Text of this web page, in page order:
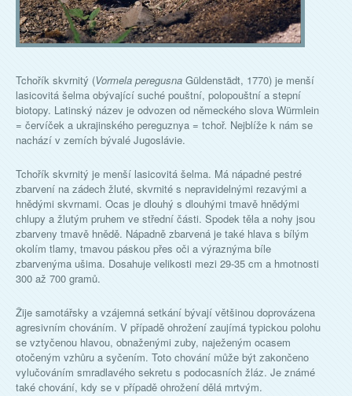
Tchořík skvrnitý (Vormela peregusna Güldenstädt, 1770) je menší
lasicovitá šelma obývající suché pouštní, polopouštní a stepní
biotopy. Latinský název je odvozen od německého slova Würmlein
= červíček a ukrajinského pereguznya = tchoř. Nejblíže k nám se
nachází v zemích bývalé Jugoslávie.
Tchořík skvrnitý je menší lasicovitá šelma. Má nápadné pestré
zbarvení na zádech žluté, skvrnité s nepravidelnými rezavými a
hnědými skvrnami. Ocas je dlouhý s dlouhými tmavě hnědými
chlupy a žlutým pruhem ve střední části. Spodek těla a nohy jsou
zbarveny tmavě hnědě. Nápadně zbarvená je také hlava s bílým
okolím tlamy, tmavou páskou přes oči a výraznýma bíle
zbarvenýma ušima. Dosahuje velikosti mezi 29-35 cm a hmotnosti
300 až 700 gramů.
Žije samotářsky a vzájemná setkání bývají většinou doprovázena
agresivním chováním. V případě ohrožení zaujímá typickou polohu
se vztyčenou hlavou, obnaženými zuby, naježeným ocasem
otočeným vzhůru a syčením. Toto chování může být zakončeno
vylučováním smradlavého sekretu s podocasních žláz. Je známé
také chování, kdy se v případě ohrožení dělá mrtvým.